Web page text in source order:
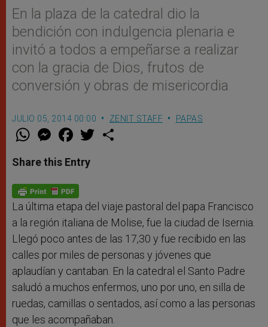
En la plaza de la catedral dio la
bendición con indulgencia plenaria e
invitó a todos a empeñarse a realizar
con la gracia de Dios, frutos de
conversión y obras de misericordia
JULIO 05, 2014 00:00 ZENIT STAFF PAPAS
W
t
s
p
p
M
e
s
e
g
e
r
F
a
e
b
o
k
w
Share this Entry
La última etapa del viaje pastoral del papa Francisco
a la región italiana de Molise, fue la ciudad de Isernia.
Llegó poco antes de las 17,30 y fue recibido en las
calles por miles de personas y jóvenes que
aplaudían y cantaban. En la catedral el Santo Padre
saludó a muchos enfermos, uno por uno, en silla de
ruedas, camillas o sentados, así como a las personas
que les acompañaban.